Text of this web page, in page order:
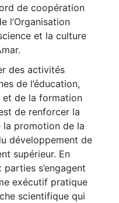
de coopération
l’Organisation
et la culture
des activités
de l’éducation,
et de la formation
de renforcer la
promotion de la
développement de
supérieur. En
s’engagent
exécutif pratique
scientifique qui